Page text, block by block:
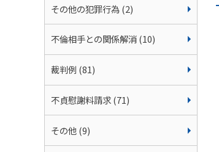
その他の犯罪行為 (2)
不倫相手との関係解消 (10)
裁判例 (81)
不貞慰謝料請求 (71)
その他 (9)